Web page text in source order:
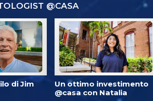
@CASA
di Jim
Un ottimo investimento
@casa con Natalia